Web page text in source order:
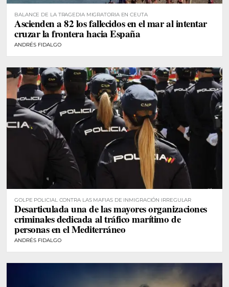
BALANCE DE LA TRAGEDIA MIGRATORIA EN CEUTA
Ascienden a 82 los fallecidos en el mar al intentar
cruzar la frontera hacia España
ANDRÉS FIDALGO
GOLPE POLICIAL CONTRA LAS MAFIAS DE INMIGRACIÓN IRREGULAR
Desarticulada una de las mayores organizaciones
criminales dedicada al tráfico marítimo de
personas en el Mediterráneo
ANDRÉS FIDALGO